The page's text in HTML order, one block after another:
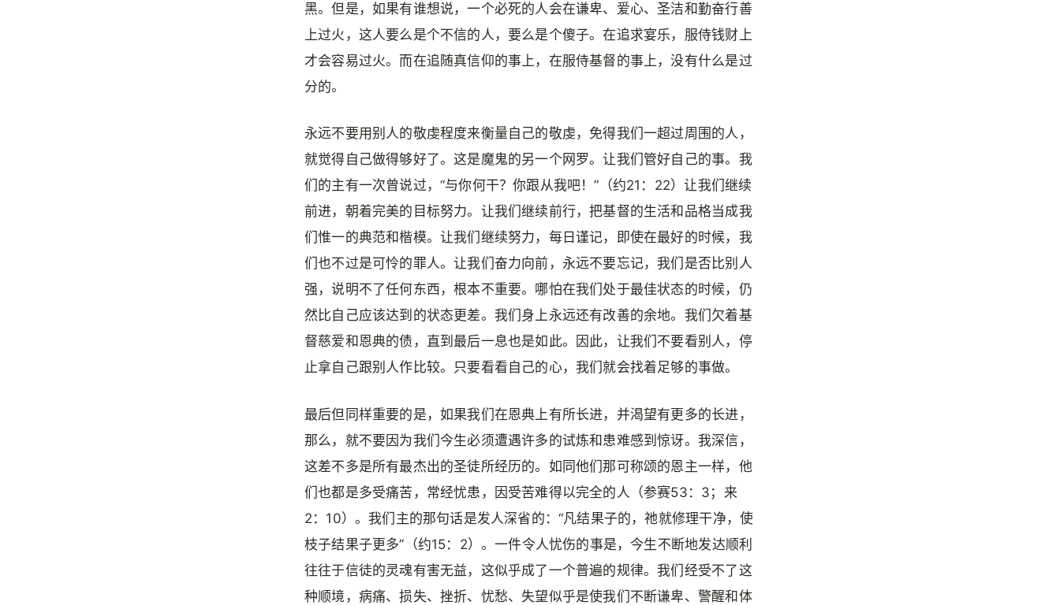
黑。但是，如果有谁想说，一个必死的人会在谦卑、爱心、圣洁和勤奋行善
上过火，这人要么是个不信的人，要么是个傻子。在追求宴乐，服侍钱财上
才会容易过火。而在追随真信仰的事上，在服侍基督的事上，没有什么是过
分的。
永远不要用别人的敬虔程度来衡量自己的敬虔，免得我们一超过周围的人，
就觉得自己做得够好了。这是魔鬼的另一个网罗。让我们管好自己的事。我
们的主有一次曾说过，“与你何干？你跟从我吧！”（约21：22）让我们继续
前进，朝着完美的目标努力。让我们继续前行，把基督的生活和品格当成我
们惟一的典范和楷模。让我们继续努力，每日谨记，即使在最好的时候，我
们也不过是可怜的罪人。让我们奋力向前，永远不要忘记，我们是否比别人
强，说明不了任何东西，根本不重要。哪怕在我们处于最佳状态的时候，仍
然比自己应该达到的状态更差。我们身上永远还有改善的余地。我们欠着基
督慈爱和恩典的债，直到最后一息也是如此。因此，让我们不要看别人，停
止拿自己跟别人作比较。只要看看自己的心，我们就会找着足够的事做。
最后但同样重要的是，如果我们在恩典上有所长进，并渴望有更多的长进，
那么，就不要因为我们今生必须遭遇许多的试炼和患难感到惊讶。我深信，
这差不多是所有最杰出的圣徒所经历的。如同他们那可称颂的恩主一样，他
们也都是多受痛苦，常经忧患，因受苦难得以完全的人（参赛53：3；来
2：10）。我们主的那句话是发人深省的：“凡结果子的，祂就修理干净，使
枝子结果子更多”（约15：2）。一件令人忧伤的事是，今生不断地发达顺利
往往于信徒的灵魂有害无益，这似乎成了一个普遍的规律。我们经受不了这
种顺境，病痛、损失、挫折、忧愁、失望似乎是使我们不断谦卑、警醒和体